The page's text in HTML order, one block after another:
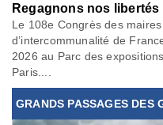
Regagnons nos libertés
Le 108e Congrès des
d’intercommunalité de
2026 au Parc des
Paris....
GRANDS PASSAGES DES